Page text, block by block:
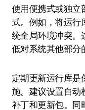
使用便携式或独立
式。例如，将运行
统全局环境冲突。
低对系统其他部分
定期更新运行库是
施。建议设置自动
补丁和更新包。同